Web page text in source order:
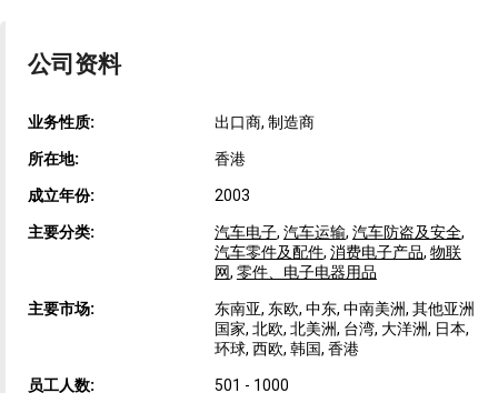
公司资料
业务性质: 出口商, 制造商
所在地: 香港
成立年份: 2003
主要分类: 汽车电子, 汽车运输, 汽车防盗及安全,
汽车零件及配件, 消费电子产品, 物联
网, 零件、电子电器用品
主要市场:
东南亚, 东欧, 中东, 中南美洲, 其他亚洲
国家, 北欧, 北美洲, 台湾, 大洋洲, 日本,
环球, 西欧, 韩国, 香港
员工人数: 501 - 1000